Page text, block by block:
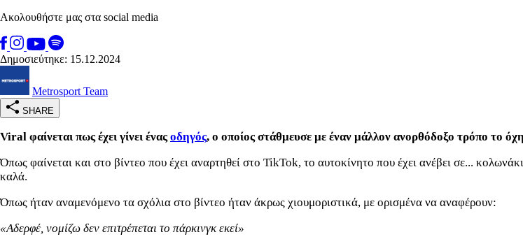
Ακολουθήστε μας στα social media
Δημοσιεύτηκε: 15.12.2024
Metrosport Team
SHARE
Viral φαίνεται πως έχει γίνει έναςοδηγός, ο οποίος στάθμευσε με έναν μάλλον ανορθόδοξο τρόπο το
Όπως φαίνεται και στο βίντεο που έχει αναρτηθεί στο TikTok, το αυτοκίνητο που έχει ανέβει σε...
καλά.
Όπως ήταν αναμενόμενο τα σχόλια στο βίντεο ήταν άκρως χιουμοριστικά, με ορισμένα να αναφέρουν:
«Αδερφέ, νομίζω δεν επιτρέπεται το πάρκινγκ εκεί»